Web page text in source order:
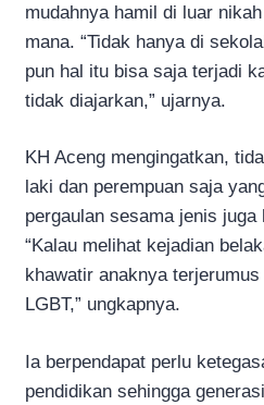
mudahnya hamil di luar
mana. “Tidak hanya di
pun hal itu bisa saja terjadi
tidak diajarkan,” ujarnya.
KH Aceng mengingatkan,
laki dan perempuan saja
pergaulan sesama jenis juga
“Kalau melihat kejadian
khawatir anaknya
LGBT,” ungkapnya.
Ia berpendapat perlu
pendidikan sehingga